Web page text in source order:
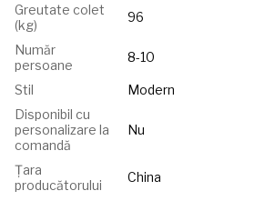
Greutate colet
(kg)
96
Număr
persoane
8-10
Stil
Modern
Disponibil cu
personalizare la
comandă
Nu
Țara
producătorului
China